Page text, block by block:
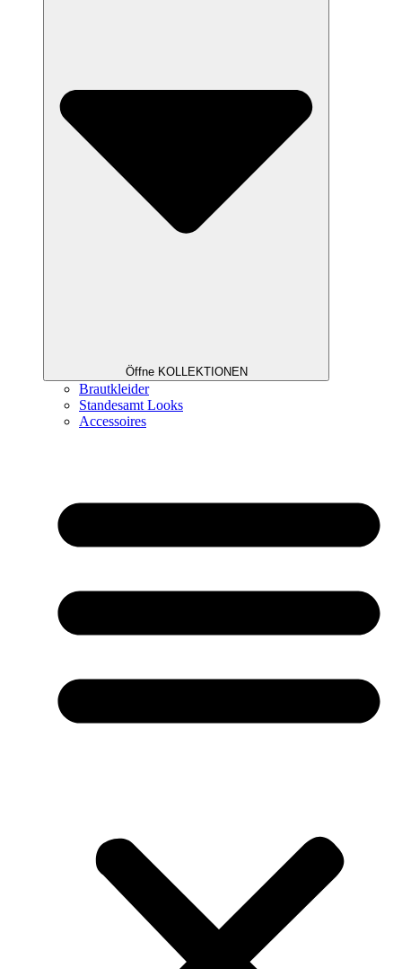
Öffne KOLLEKTIONEN
Brautkleider
Standesamt Looks
Accessoires